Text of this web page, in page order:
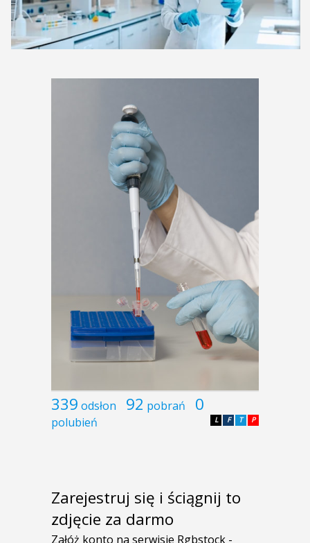
339 odsłon 92 pobrań 0
polubień P
T
F
L
Zarejestruj się i ściągnij to
zdjęcie za darmo